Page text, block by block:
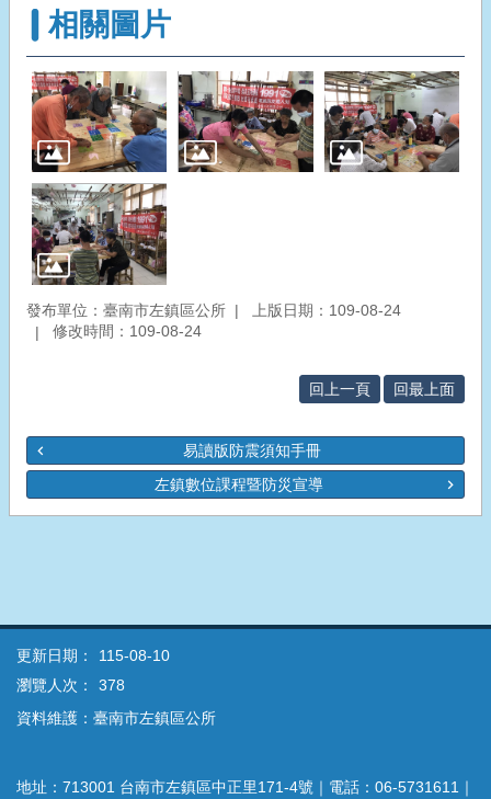
相關圖片
發布單位：臺南市左鎮區公所
上版日期：109-08-24
修改時間：109-08-24
回上一頁 回最上面
易讀版防震須知手冊
左鎮數位課程暨防災宣導
更新日期：
115-08-10
瀏覽人次：
378
資料維護：臺南市左鎮區公所
地址：713001 台南市左鎮區中正里171-4號｜電話：06-5731611｜